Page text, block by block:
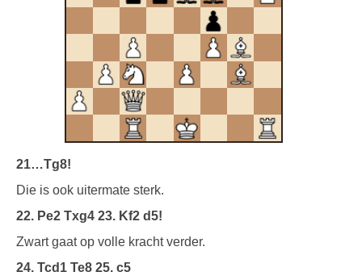
21…Tg8!
Die is ook uitermate sterk.
22. Pe2 Txg4 23. Kf2 d5!
Zwart gaat op volle kracht verder.
24. Tcd1 Te8 25. c5